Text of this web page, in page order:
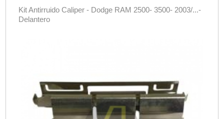
Kit Antirruido Caliper - Dodge RAM 2500- 3500- 2003/...-
Delantero